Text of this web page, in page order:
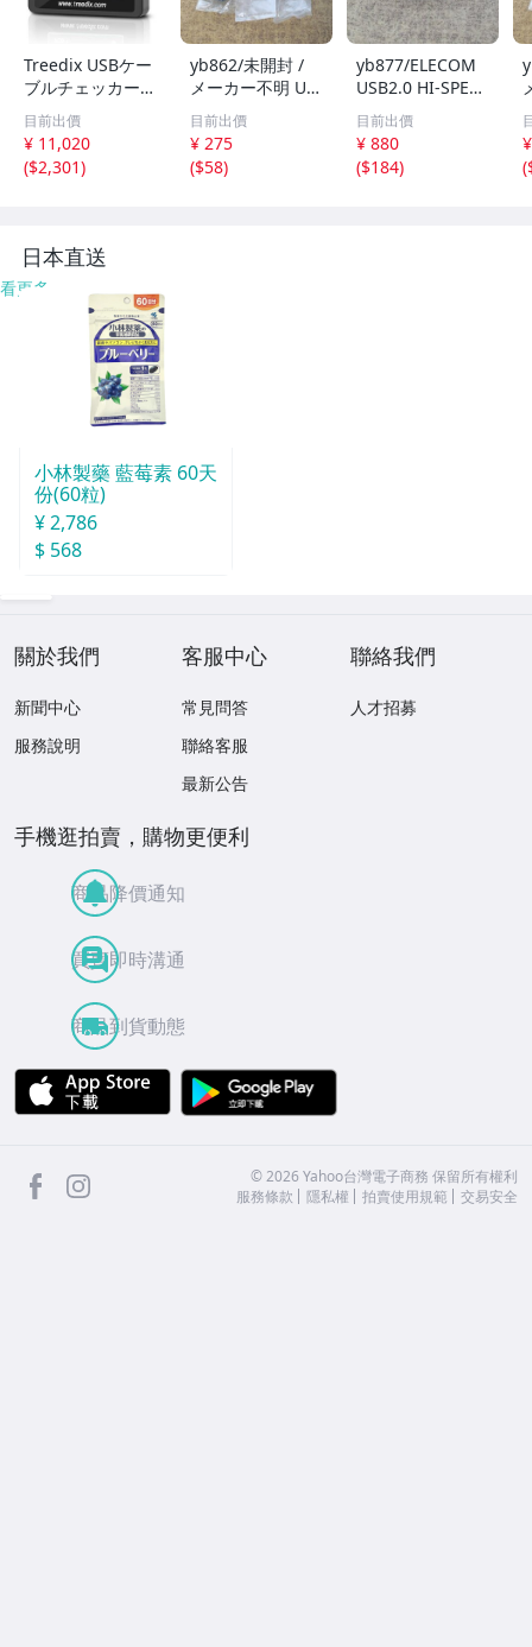
Treedix USBケー
ブルチェッカー
テスター 断線/抵
抗値/機能/eMark
er検知 Type-C M
icro-B Mini
目前出價
¥ 11,020
($2,301)
yb862/未開封 /
メーカー不明 US
Bケーブル Type
A ー Type B /約1.
8m /3本
目前出價
¥ 275
($58)
yb877/ELECOM
USB2.0 HI-SPEE
D USBケーブル T
ype A ー Type B
/約5m
目前出價
¥ 880
($184)
(
日本直送
看更多
小林製藥 藍莓素 60天
份(60粒)
¥ 2,786
$ 568
關於我們
新聞中心
服務說明
客服中心
常見問答
聯絡客服
最新公告
聯絡我們
人才招募
手機逛拍賣，購物更便利
商品降價通知
買賣即時溝通
商品到貨動態
APP Store
facebook ©2026 Yahoo台灣電子商務 保留所有權利
服務條款
隱私權 拍賣使用規範 交易安全